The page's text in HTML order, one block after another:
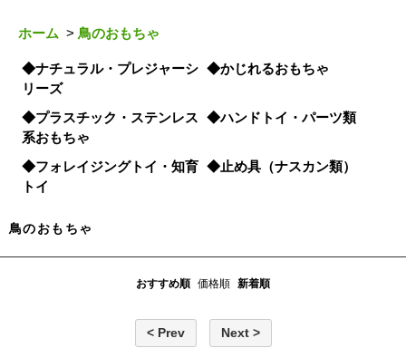
ホーム > 鳥のおもちゃ
◆ナチュラル・プレジャーシ
リーズ
◆かじれるおもちゃ
◆プラスチック・ステンレス
系おもちゃ
◆ハンドトイ・パーツ類
◆フォレイジングトイ・知育
トイ
◆止め具（ナスカン類）
鳥のおもちゃ
おすすめ順 価格順 新着順
< Prev Next >